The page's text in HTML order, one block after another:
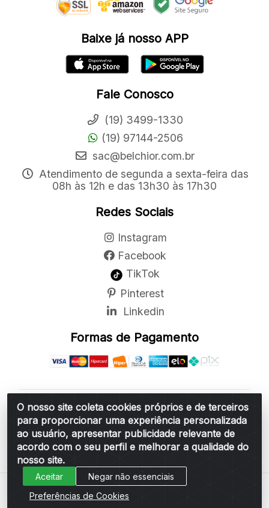
O nosso site coleta cookies próprios e de terceiros
para proporcionar uma experiência personalizada
ao usuário, apresentar publicidade relevante de
acordo com o seu perfil e melhorar a qualidade do
nosso site.
Aceitar
Negar não essenciais
Preferências de Cookies
Baixe já nosso APP
Fale Conosco
(19) 3499-1330
(19) 97144-2506
sac@belchior.com.br
Atendimento de segunda a sexta-feira das
08h às 12h e das 13h30 às 17h30
Redes Sociais
Instagram
Facebook
TikTok
Pinterest
Linkedin
Formas de Pagamento
Belchior Cortinas e Acessórios LTDA - R: Rua
Vereador Sérgio Leopoldino Alves, 876 - Santa
Bárbara d'Oeste/SP - CEP 13.456-166 - CNPJ
06.314.073/0001-34